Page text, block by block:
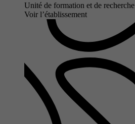
Unité de formation et de recherche
Voir l’établissement